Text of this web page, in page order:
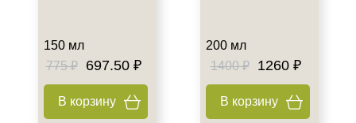
Назначение против
Акне
Возрастные изменения
150 мл
775 ₽
697.50 ₽
В корзину
200 мл
1400 ₽
1260 ₽
В корзину